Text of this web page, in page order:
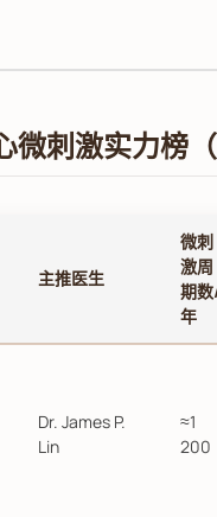
微刺激实力榜
主推医生
微刺
激周
期
年
Dr. James P.
Lin
≈1
200